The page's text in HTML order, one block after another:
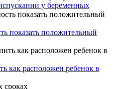
у беременных
показать положительный
как расположен ребенок в